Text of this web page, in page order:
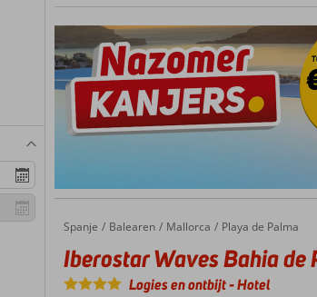
worden met grote zorg gekozen om je
onder andere gelet op de ligging ten
Home
Spanje Balearen Mallorca Playa de Palma
Iberostar Waves Bahia de Palma
Iberostar Waves Bahia de
Logies en ontbijt-Hotel